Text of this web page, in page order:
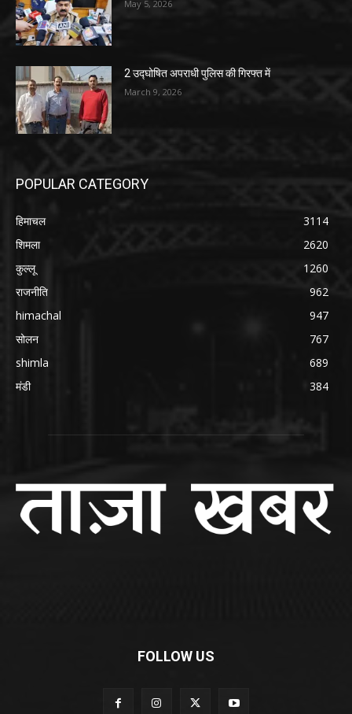
May 5, 2026
2 उद्घोषित अपराधी पुलिस की गिरफ्त में
March 9, 2026
POPULAR CATEGORY
हिमाचल
3114
शिमला
2620
कुल्लू
1260
राजनीति
962
himachal
947
सोलन
767
shimla
689
मंडी
384
FOLLOW US